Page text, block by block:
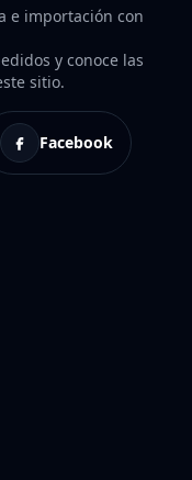
e importación con
y conoce las
sitio.
Facebook